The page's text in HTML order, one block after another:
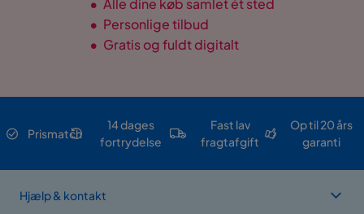
• Alle dine køb samlet ét sted
• Personlige tilbud
• Gratis og fuldt digitalt
Prismatch
14 dages
fortrydelse
Fast lav
fragtafgift
Op til 20 års
garanti
Hjælp & kontakt